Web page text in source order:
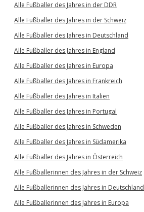
Alle Fußballer des Jahres in der DDR
Alle Fußballer des Jahres in der Schweiz
Alle Fußballer des Jahres in Deutschland
Alle Fußballer des Jahres in England
Alle Fußballer des Jahres in Europa
Alle Fußballer des Jahres in Frankreich
Alle Fußballer des Jahres in Italien
Alle Fußballer des Jahres in Portugal
Alle Fußballer des Jahres in Schweden
Alle Fußballer des Jahres in Südamerika
Alle Fußballer des Jahres in Österreich
Alle Fußballerinnen des Jahres in der Schweiz
Alle Fußballerinnen des Jahres in Deutschland
Alle Fußballerinnen des Jahres in Europa